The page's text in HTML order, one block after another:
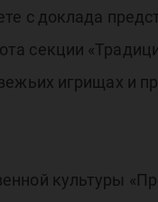
с доклада
секции
игрищах и
культуры